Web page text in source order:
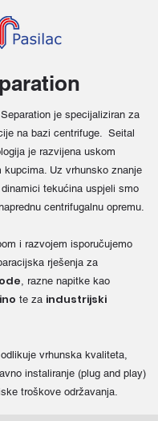
je specijaliziran za
na bazi centrifuge. Seital
je razvijena uskom
kupcima. Uz vrhunsko znanje
tekućina uspjeli smo
centrifugalnu opremu.
i razvojem isporučujemo
rješenja za
, razne napitke kao
te za industrijski
vrhunska kvaliteta,
instaliranje (plug and play)
troškove održavanja.